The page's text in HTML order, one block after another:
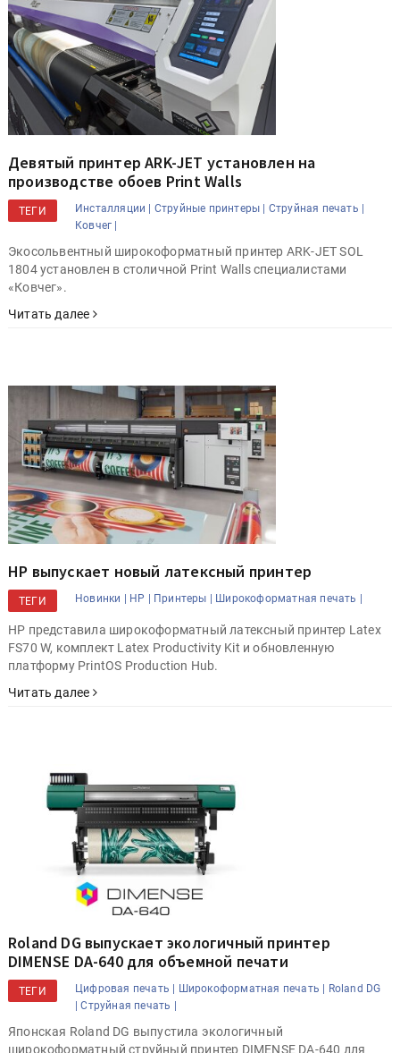
Девятый принтер ARK-JET установлен на
производстве обоев Print Walls
ТЕГИ Инсталляции | Струйные принтеры |
Струйная печать |
Ковчег |
Экосольвентный широкоформатный принтер ARK-JET SOL
1804 установлен в столичной Print Walls специалистами
«Ковчег».
Читать далее
HP выпускает новый латексный принтер
ТЕГИ Новинки | HP | Принтеры | Широкоформатная печать |
HP представила широкоформатный латексный принтер Latex
FS70 W, комплект Latex Productivity Kit и обновленную
платформу PrintOS Production Hub.
Читать далее
Roland DG выпускает экологичный принтер
DIMENSE DA-640 для объемной печати
ТЕГИ Цифровая печать | Широкоформатная печать | Roland DG
| Струйная печать |
Японская Roland DG выпустила экологичный
широкоформатный струйный принтер DIMENSE DA-640 для